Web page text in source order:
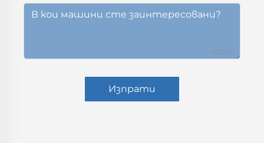
0/1000
Изпрати